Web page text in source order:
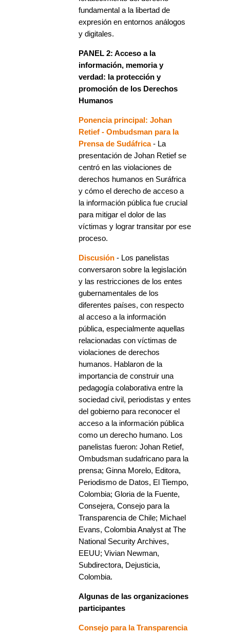
fundamental a la libertad de
expresión en entornos análogos
y digitales.
PANEL 2: Acceso a la
información, memoria y
verdad: la protección y
promoción de los Derechos
Humanos
Ponencia principal: Johan
Retief - Ombudsman para la
Prensa de Sudáfrica- La
presentación de Johan Retief se
centró en las violaciones de
derechos humanos en Suráfrica
y cómo el derecho de acceso a
la información pública fue crucial
para mitigar el dolor de las
víctimas y lograr transitar por ese
proceso.
Discusión - Los panelistas
conversaron sobre la legislación
y las restricciones de los entes
gubernamentales de los
diferentes países, con respecto
al acceso a la información
pública, especialmente aquellas
relacionadas con víctimas de
violaciones de derechos
humanos. Hablaron de la
importancia de construir una
pedagogía colaborativa entre la
sociedad civil, periodistas y entes
del gobierno para reconocer el
acceso a la información pública
como un derecho humano. Los
panelistas fueron: Johan Retief,
Ombudsman sudafricano para la
prensa; Ginna Morelo, Editora,
Periodismo de Datos, El Tiempo,
Colombia; Gloria de la Fuente,
Consejera, Consejo para la
Transparencia de Chile; Michael
Evans, Colombia Analyst at The
National Security Archives,
EEUU; Vivian Newman,
Subdirectora, Dejusticia,
Colombia.
Algunas de las organizaciones
participantes
Consejo para la Transparencia